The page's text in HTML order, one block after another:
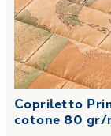
Copriletto
cotone 80 gr/